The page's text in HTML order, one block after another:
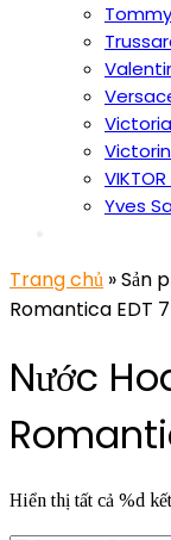
VIKTOR
Yves
Trang chủ » Sản
Romantica EDT
Nước
Hiển thị tất cả %d